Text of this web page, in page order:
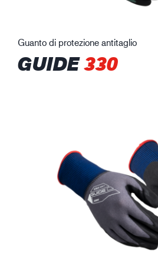
Guanto di protezione antitaglio
GUIDE330